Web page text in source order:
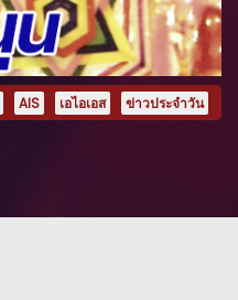
AIS เอไอเอส ข่าวประจำวัน